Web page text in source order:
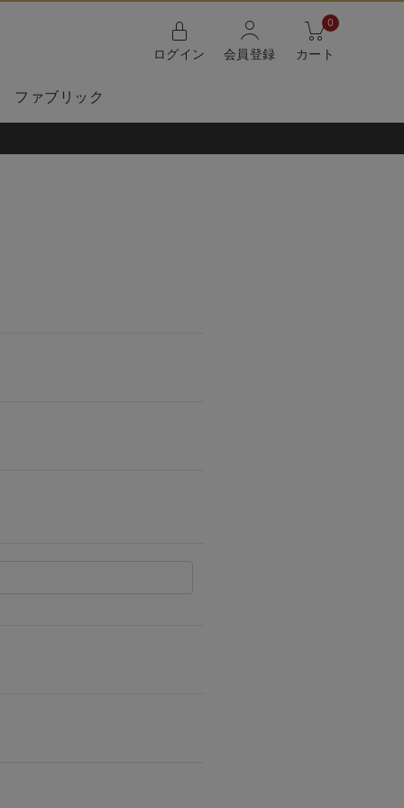
ログイン 会員登録
0
カート
ファブリック